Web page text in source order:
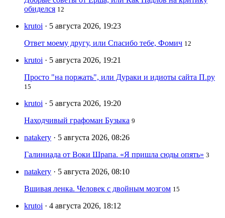
обиделся 12
krutoi · 5 августа 2026, 19:23
Ответ моему другу, или Спасибо тебе, Фомич 12
krutoi · 5 августа 2026, 19:21
Просто "на поржать", или Дураки и идиоты сайта П.ру
15
krutoi · 5 августа 2026, 19:20
Находчивый графоман Бузыка 9
natakery · 5 августа 2026, 08:26
Галиниада от Воки Шрапа. «Я пришла сюды опять» 3
natakery · 5 августа 2026, 08:10
Вшивая ленка. Человек с двойным мозгом 15
krutoi · 4 августа 2026, 18:12